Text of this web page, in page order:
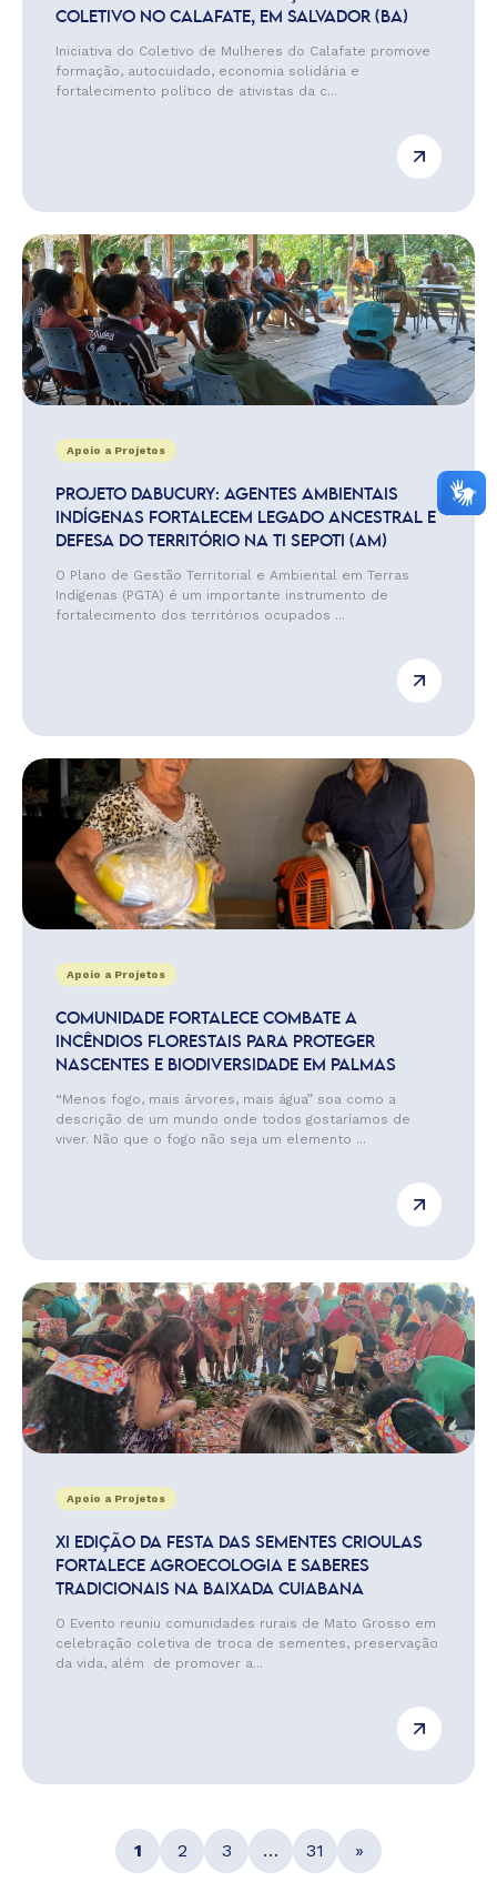
COLETIVO NO CALAFATE, EM SALVADOR (BA)
Iniciativa do Coletivo de Mulheres do Calafate promove
formação, autocuidado, economia solidária e
fortalecimento político de ativistas da c...
Apoio a Projetos
PROJETO DABUCURY: AGENTES AMBIENTAIS
INDÍGENAS FORTALECEM LEGADO ANCESTRAL E
DEFESA DO TERRITÓRIO NA TI SEPOTI (AM)
O Plano de Gestão Territorial e Ambiental em Terras
Indígenas (PGTA) é um importante instrumento de
fortalecimento dos territórios ocupados ...
Apoio a Projetos
COMUNIDADE FORTALECE COMBATE A
INCÊNDIOS FLORESTAIS PARA PROTEGER
NASCENTES E BIODIVERSIDADE EM PALMAS
“Menos fogo, mais árvores, mais água” soa como a
descrição de um mundo onde todos gostaríamos de
viver. Não que o fogo não seja um elemento ...
Apoio a Projetos
XI EDIÇÃO DA FESTA DAS SEMENTES CRIOULAS
FORTALECE AGROECOLOGIA E SABERES
TRADICIONAIS NA BAIXADA CUIABANA
O Evento reuniu comunidades rurais de Mato Grosso em
celebração coletiva de troca de sementes, preservação
da vida, além de promover a...
1 2 3 … 31 »